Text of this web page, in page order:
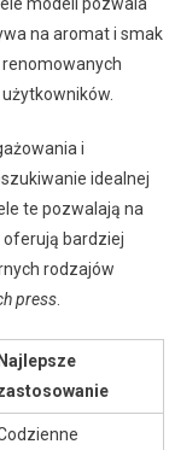
na aromat i smak
i
idealnej
te pozwalają na
oferują bardziej
rodzajów
press.
Najlepsze